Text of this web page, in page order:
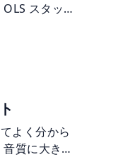
スタッフ
して下さ
よく分から
質に大きく